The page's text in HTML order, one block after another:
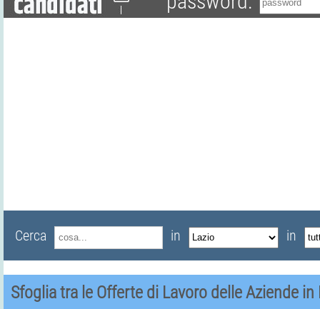
Cerca in in
Sfoglia tra le Offerte di Lavoro delle Aziende in